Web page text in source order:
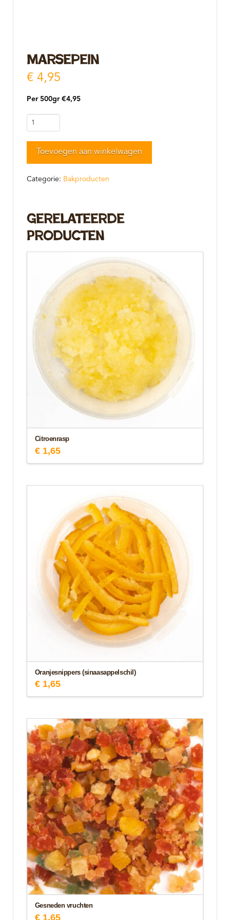
Marsepein
€4,95
Per 500gr €4,95
Marsepein
aantal
Toevoegen aan winkelwagen
Categorie: Bakproducten
Gerelateerde
Producten
Citroenrasp
€1,65
Oranjesnippers (sinaasappelschil)
€1,65
Gesneden vruchten
€1,65